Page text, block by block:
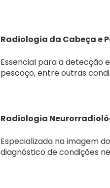
Radiologia da Cabeça e
Essencial para a detecção
pescoço, entre outras
Radiologia
Especializada na imagem
diagnóstico de condições